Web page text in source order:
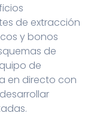
de extracción
y bonos
de
de
en directo con